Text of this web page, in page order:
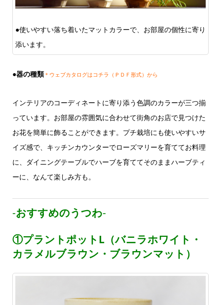
●使いやすい落ち着いたマットカラーで、お部屋の個性に寄り
添います。
●器の種類 ＊ウェブカタログはコチラ（ＰＤＦ形式）から
インテリアのコーディネートに寄り添う色調のカラーが三つ揃
っています。お部屋の雰囲気に合わせて街角のお店で見つけた
お花を簡単に飾ることができます。プチ栽培にも使いやすいサ
イズ感で、キッチンカウンターでローズマリーを育ててお料理
に、ダイニングテーブルでハーブを育ててそのままハーブティ
ーに、なんて楽しみ方も。
‐おすすめのうつわ‐
①プラントポットL（バニラホワイト・
カラメルブラウン・ブラウンマット）